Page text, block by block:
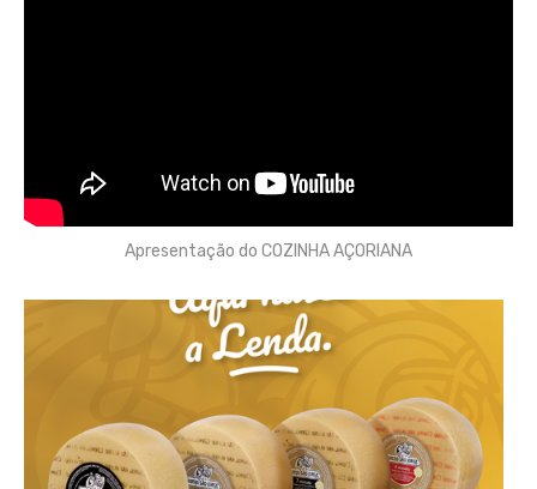
Apresentação do COZINHA AÇORIANA